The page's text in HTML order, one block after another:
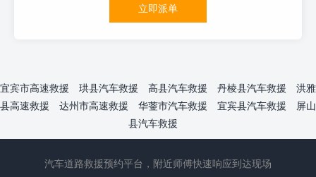
立即派单
宜宾市高速救援 珙县汽车救援 高县汽车救援 丹棱县汽车救援
洪雅
县高速救援
达州市高速救援 华蓥市汽车救援 宜宾县汽车救援
屏山
县汽车救援
汽车道路救援预约平台，附近师傅快速响应到达现场